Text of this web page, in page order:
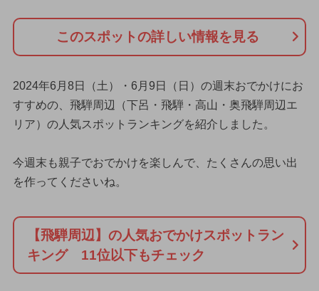
このスポットの詳しい情報を見る
2024年6月8日（土）・6月9日（日）の週末おでかけにお
すすめの、飛騨周辺（下呂・飛騨・高山・奥飛騨周辺エ
リア）の人気スポットランキングを紹介しました。
今週末も親子でおでかけを楽しんで、たくさんの思い出
を作ってくださいね。
【飛騨周辺】の人気おでかけスポットラン
キング 11位以下もチェック